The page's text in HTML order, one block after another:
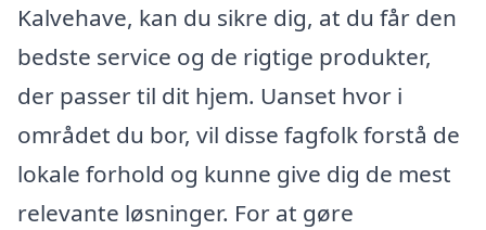
Kalvehave, kan du sikre dig, at du får den
bedste service og de rigtige produkter,
der passer til dit hjem. Uanset hvor i
området du bor, vil disse fagfolk forstå de
lokale forhold og kunne give dig de mest
relevante løsninger. For at gøre